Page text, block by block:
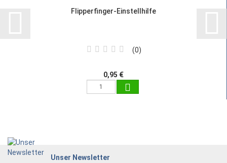
Flipperfinger-Einstellhilfe
0
0,95 €
Unser Newsletter